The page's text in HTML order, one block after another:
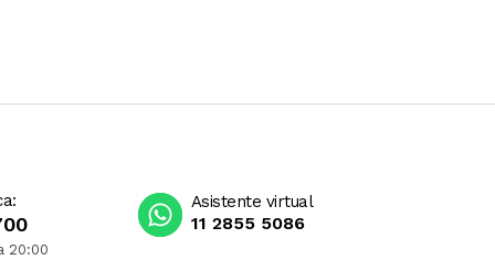
20:00
Asistente virtual
11 2855 5086